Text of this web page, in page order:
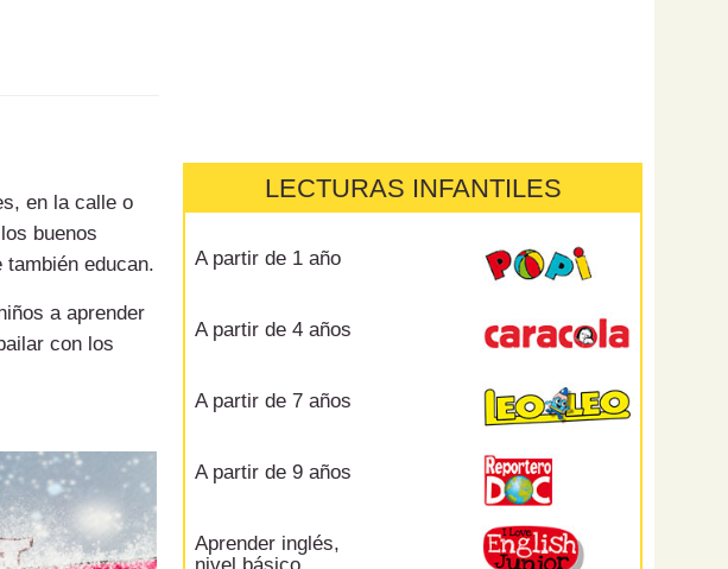
en la calle o
buenos
educan.
a aprender
con los
LECTURAS INFANTILES
A partir de 1 año
A partir de 4 años
A partir de 7 años
A partir de 9 años
Aprender inglés,